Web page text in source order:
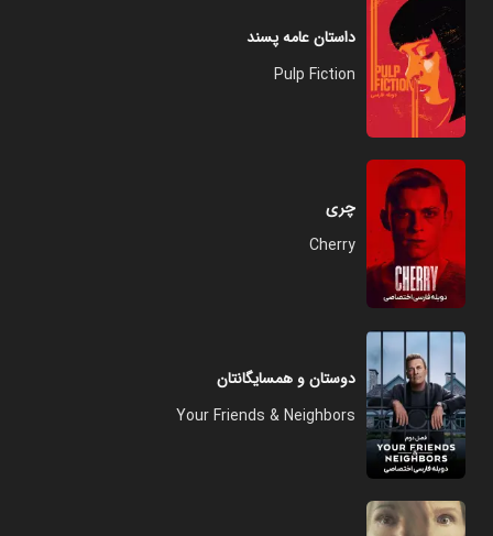
داستان عامه پسند
Pulp Fiction
چری
Cherry
دوستان و همسایگانتان
Your Friends & Neighbors